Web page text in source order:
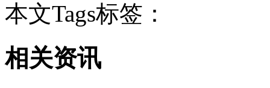
本文Tags标签：
相关资讯